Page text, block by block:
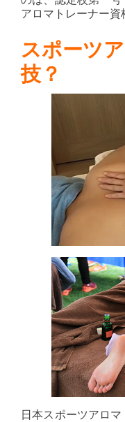
アロマトレーナー資
スポーツ
技？
日本スポーツアロ